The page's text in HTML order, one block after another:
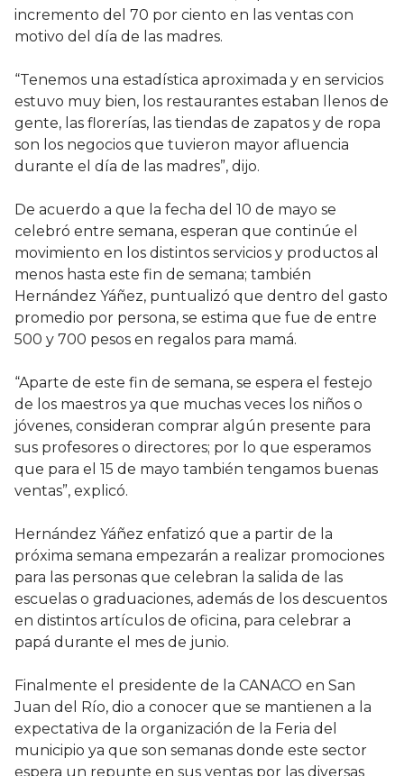
incremento del 70 por ciento en las ventas con
motivo del día de las madres.
“Tenemos una estadística aproximada y en servicios
estuvo muy bien, los restaurantes estaban llenos de
gente, las florerías, las tiendas de zapatos y de ropa
son los negocios que tuvieron mayor afluencia
durante el día de las madres”, dijo.
De acuerdo a que la fecha del 10 de mayo se
celebró entre semana, esperan que continúe el
movimiento en los distintos servicios y productos al
menos hasta este fin de semana; también
Hernández Yáñez, puntualizó que dentro del gasto
promedio por persona, se estima que fue de entre
500 y 700 pesos en regalos para mamá.
“Aparte de este fin de semana, se espera el festejo
de los maestros ya que muchas veces los niños o
jóvenes, consideran comprar algún presente para
sus profesores o directores; por lo que esperamos
que para el 15 de mayo también tengamos buenas
ventas”, explicó.
Hernández Yáñez enfatizó que a partir de la
próxima semana empezarán a realizar promociones
para las personas que celebran la salida de las
escuelas o graduaciones, además de los descuentos
en distintos artículos de oficina, para celebrar a
papá durante el mes de junio.
Finalmente el presidente de la CANACO en San
Juan del Río, dio a conocer que se mantienen a la
expectativa de la organización de la Feria del
municipio ya que son semanas donde este sector
espera un repunte en sus ventas por las diversas